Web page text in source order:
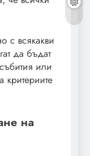
с всякакви
да бъдат
или
критериите
на